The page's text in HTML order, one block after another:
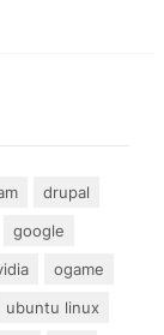
drupal
google
ogame
ubuntu linux